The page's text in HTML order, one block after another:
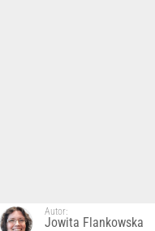
Autor:
Jowita Flankowska